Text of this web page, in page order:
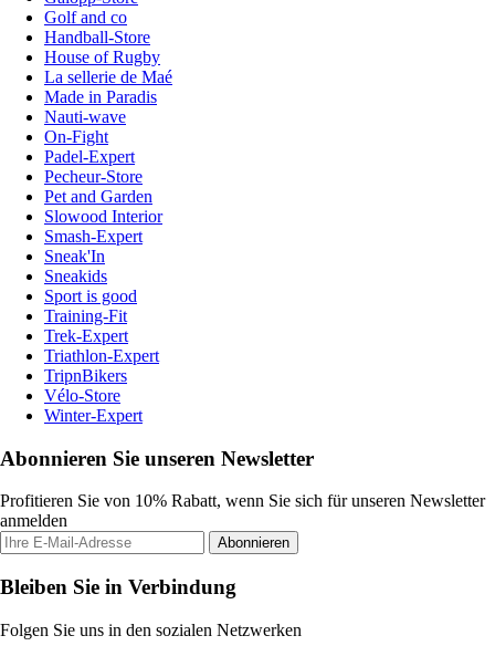
Golf and co
Handball-Store
House of Rugby
La sellerie de Maé
Made in Paradis
Nauti-wave
On-Fight
Padel-Expert
Pecheur-Store
Pet and Garden
Slowood Interior
Smash-Expert
Sneak'In
Sneakids
Sport is good
Training-Fit
Trek-Expert
Triathlon-Expert
TripnBikers
Vélo-Store
Winter-Expert
Abonnieren Sie unseren Newsletter
Profitieren Sie von 10% Rabatt, wenn Sie sich für unseren Newsletter
anmelden
Abonnieren
Bleiben Sie in Verbindung
Folgen Sie uns in den sozialen Netzwerken